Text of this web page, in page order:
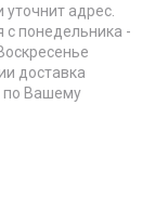
адрес.
с понедельника -
доставка
по Вашему